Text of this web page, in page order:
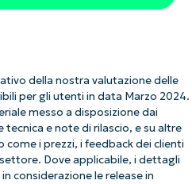
della nostra valutazione delle
per gli utenti in data Marzo 2024.
messo a disposizione dai
e note di rilascio, e su altre
i prezzi, i feedback dei clienti
Dove applicabile, i dettagli
considerazione le release in